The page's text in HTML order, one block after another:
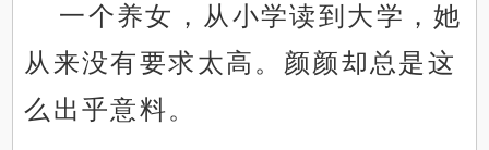
一个养女，从小学读到大学，她
从来没有要求太高。颜颜却总是这
么出乎意料。